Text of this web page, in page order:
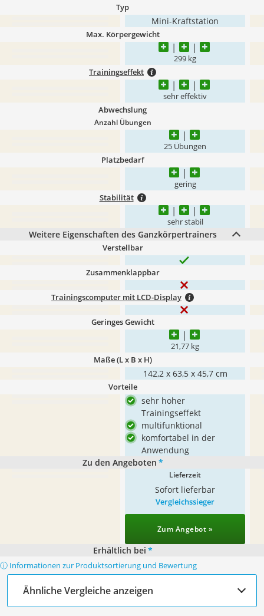
Typ
Mini-Kraftstation
Max. Körpergewicht
299 kg
Trainingseffekt
sehr effektiv
Abwechslung
Anzahl Übungen
25 Übungen
Platzbedarf
gering
Stabilität
sehr stabil
Weitere Eigenschaften des Ganzkörpertrainers
Verstellbar
Zusammenklappbar
Trainingscomputer mit LCD-Display
Geringes Gewicht
21,77 kg
Maße (L x B x H)
142,2 x 63,5 x 45,7 cm
Vorteile
sehr hoher
Trainingseffekt
multifunktional
komfortabel in der
Anwendung
Zu den Angeboten *
Lieferzeit
Sofort lieferbar
Vergleichssieger
Zum Angebot »
Erhältlich bei *
ⓘ Informationen zur Produktsortierung und Bewertung
Ähnliche Vergleiche anzeigen